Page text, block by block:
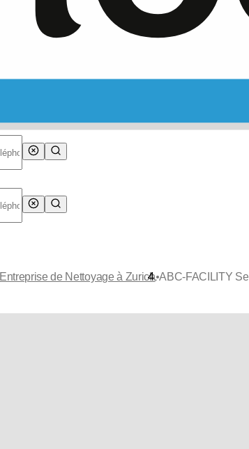
Entreprise de Nettoyage à Zurich•ABC-FACILITY